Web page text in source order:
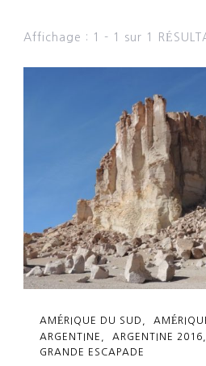
Affichage : 1 - 1 sur 1
AMÉRIQUE DU SUD
ARGENTINE
ARGENTINE 2016
GRANDE ESCAPADE